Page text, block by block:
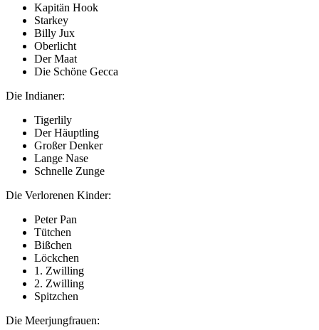
Kapitän Hook
Starkey
Billy Jux
Oberlicht
Der Maat
Die Schöne Gecca
Die Indianer:
Tigerlily
Der Häuptling
Großer Denker
Lange Nase
Schnelle Zunge
Die Verlorenen Kinder:
Peter Pan
Tütchen
Bißchen
Löckchen
1. Zwilling
2. Zwilling
Spitzchen
Die Meerjungfrauen: